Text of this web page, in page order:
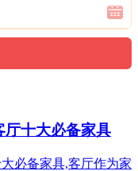
厅十大必备家具
必备家具,客厅作为家